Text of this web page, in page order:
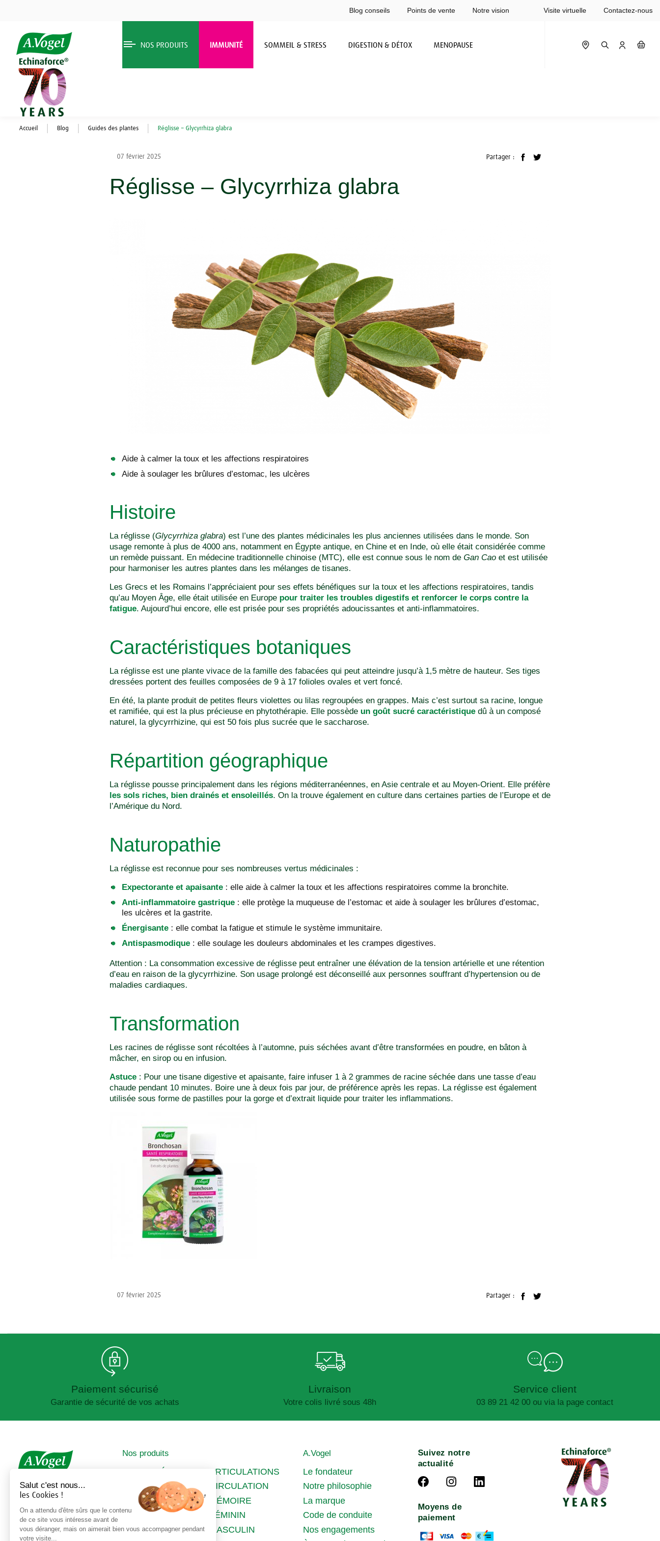
Blog conseils Points de vente Notre vision Visite virtuelle Contactez-nous
NOS PRODUITS IMMUNITÉ SOMMEIL & STRESS DIGESTION & DÉTOX MENOPAUSE
Accueil Blog Guides des plantes Réglisse – Glycyrrhiza glabra
07 février 2025 Partager :
Réglisse – Glycyrrhiza glabra
Aide à calmer la toux et les affections respiratoires
Aide à soulager les brûlures d’estomac, les ulcères
Histoire
La réglisse (Glycyrrhiza glabra) est l’une des plantes médicinales les plus anciennes utilisées dans le monde. Son
usage remonte à plus de 4000 ans, notamment en Égypte antique, en Chine et en Inde, où elle était considérée comme
un remède puissant. En médecine traditionnelle chinoise (MTC), elle est connue sous le nom de Gan Caoet est utilisée
pour harmoniser les autres plantes dans les mélanges de tisanes.
Les Grecs et les Romains l’appréciaient pour ses effets bénéfiques sur la toux et les affections respiratoires, tandis
qu’au Moyen Âge, elle était utilisée en Europe pour traiter les troubles digestifs et renforcer le corps contre la
fatigue. Aujourd’hui encore, elle est prisée pour ses propriétés adoucissantes et anti-inflammatoires.
Caractéristiques botaniques
La réglisse est une plante vivace de la famille des fabacées qui peut atteindre jusqu’à 1,5 mètre de hauteur. Ses tiges
dressées portent des feuilles composées de 9 à 17 folioles ovales et vert foncé.
En été, la plante produit de petites fleurs violettes ou lilas regroupées en grappes. Mais c’est surtout sa racine, longue
et ramifiée, qui est la plus précieuse en phytothérapie. Elle possède un goût sucré caractéristiquedû à un composé
naturel, la glycyrrhizine, qui est 50 fois plus sucrée que le saccharose.
Répartition géographique
La réglisse pousse principalement dans les régions méditerranéennes, en Asie centrale et au Moyen-Orient. Elle préfère
les sols riches, bien drainés et ensoleillés. On la trouve également en culture dans certaines parties de l’Europe et de
l’Amérique du Nord.
Naturopathie
La réglisse est reconnue pour ses nombreuses vertus médicinales :
Expectorante et apaisante: elle aide à calmer la toux et les affections respiratoires comme la bronchite.
Anti-inflammatoire gastrique: elle protège la muqueuse de l’estomac et aide à soulager les brûlures d’estomac,
les ulcères et la gastrite.
Énergisante: elle combat la fatigue et stimule le système immunitaire.
Antispasmodique: elle soulage les douleurs abdominales et les crampes digestives.
Attention : La consommation excessive de réglisse peut entraîner une élévation de la tension artérielle et une rétention
d’eau en raison de la glycyrrhizine. Son usage prolongé est déconseillé aux personnes souffrant d’hypertension ou de
maladies cardiaques.
Transformation
Les racines de réglisse sont récoltées à l’automne, puis séchées avant d’être transformées en poudre, en bâton à
mâcher, en sirop ou en infusion.
Astuce: Pour une tisane digestive et apaisante, faire infuser 1 à 2 grammes de racine séchée dans une tasse d’eau
chaude pendant 10 minutes. Boire une à deux fois par jour, de préférence après les repas. La réglisse est également
utilisée sous forme de pastilles pour la gorge et d’extrait liquide pour traiter les inflammations.
07 février 2025 Partager :
Paiement sécurisé
Garantie de sécurité de vos achats
Livraison
Votre colis livré sous 48h
Service client
03 89 21 42 00 ou via la page contact
Nos produits
IMMUNITÉ
SOMMEIL &
STRESS
DIGESTION &
ARTICULATIONS
CIRCULATION
MÉMOIRE
FÉMININ
MASCULIN
A.Vogel
Le fondateur
Notre philosophie
La marque
Code de conduite
Nos engagements
Suivez notre
actualité
Moyens de
paiement
Salut c'est nous...
les Cookies !
On a attendu d'être sûrs que le contenu
de ce site vous intéresse avant de
vous déranger, mais on aimerait bien vous accompagner pendant
votre visite...